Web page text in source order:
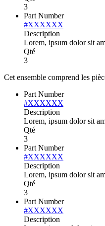
3
Part Number
#XXXXXX
Description
Lorem, ipsum dolor sit
Qté
3
Cet ensemble comprend les
Part Number
#XXXXXX
Description
Lorem, ipsum dolor sit
Qté
3
Part Number
#XXXXXX
Description
Lorem, ipsum dolor sit
Qté
3
Part Number
#XXXXXX
Description